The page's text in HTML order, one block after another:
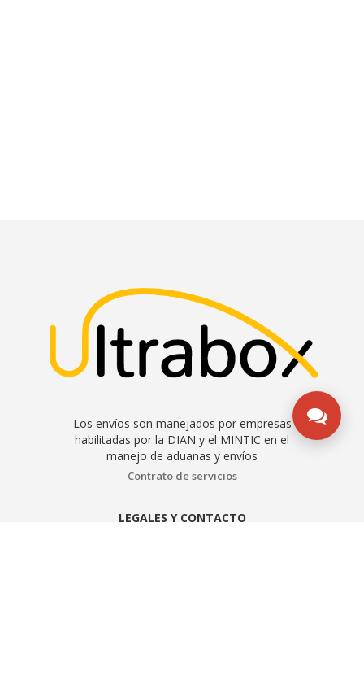
Los envíos son manejados por empresas
habilitadas por la DIAN y el MINTIC en el
manejo de aduanas y envíos
Contrato de servicios
LEGALES Y CONTACTO